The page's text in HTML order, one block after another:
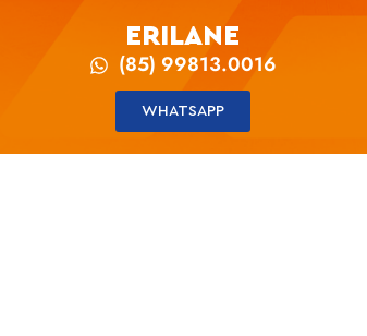
ERILANE
(85) 99813.0016
WHATSAPP